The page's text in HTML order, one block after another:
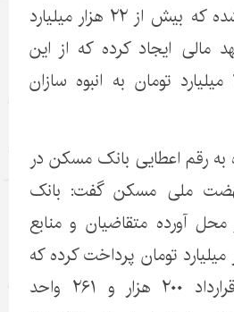
بانک مسکن انجام شده که بیش از ۲۲ هزار میلیارد
مالی ایجاد کرده که از این
میزان ۱۳هزار و ۱۸۳ میلیارد تومان به انبوه سازان
به رقم اعطایی بانک مسکن در
ملی مسکن گفت: بانک
آورده متقاضیان و منابع
از ۴۵ هزار میلیارد تومان پرداخت کرده که
با توجه به انعقاد قرارداد ۲۰۰ هزار و ۲۶۱ واحد